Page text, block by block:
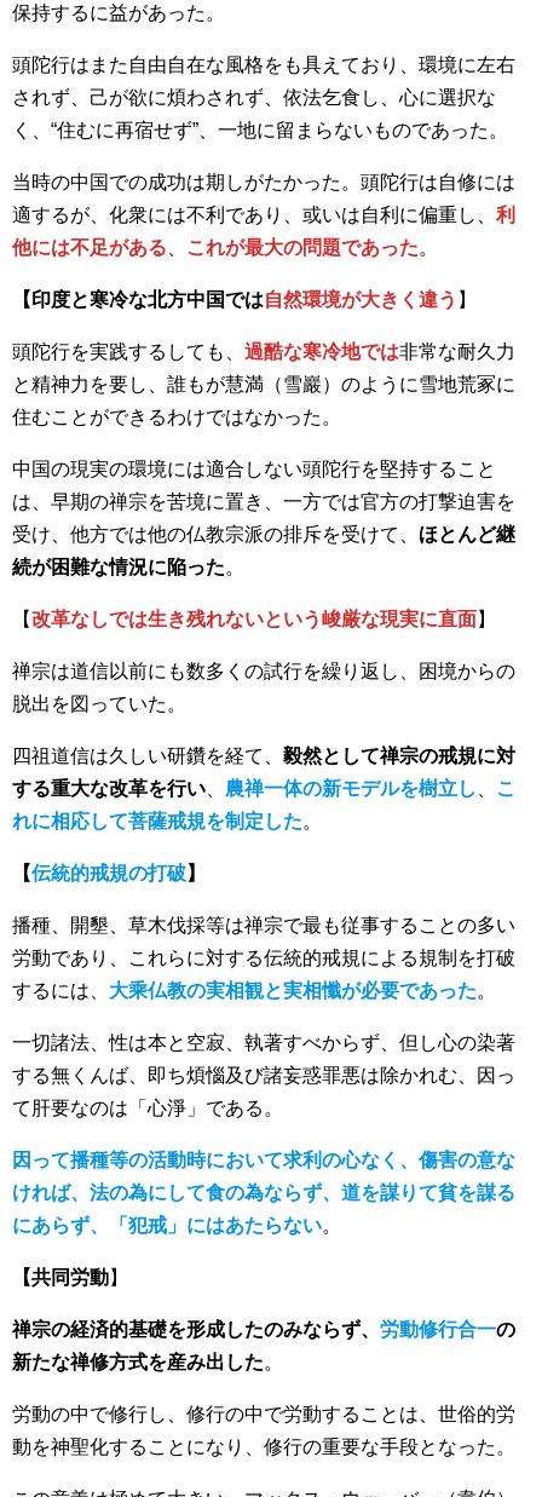
保持するに益があった。
頭陀行はまた自由自在な風格をも具えており、環境に左右
されず、己が欲に煩わされず、依法乞食し、心に選択な
く、“住むに再宿せず”、一地に留まらないものであった。
当時の中国での成功は期しがたかった。頭陀行は自修には
適するが、化衆には不利であり、或いは自利に偏重し、 利
他には不足がある
これが最大の問題であった。
【印度と寒冷な北方中国では自然環境が大きく違う 】
頭陀行を実践するしても、 過酷な寒冷地では非常な耐久力
と精神力を要し、誰もが慧満（雪巖）のように雪地荒冢に
住むことができるわけではなかった。
中国の現実の環境には適合しない頭陀行を堅持すること
は、早期の禅宗を苦境に置き、一方では官方の打撃迫害を
受け、他方では他の仏教宗派の排斥を受けて、 ほとんど継
続が困難な情況に陥った。
【改革なしでは生き残れないという峻厳な現実に直面】
禅宗は道信以前にも数多くの試行を繰り返し、困境からの
脱出を図っていた。
四祖道信は久しい研鑽を経て、 毅然として禅宗の戒規に対
する重大な改革を行い
農禅一体の新モデルを樹立し
こ
れに相応して菩薩戒規を制定した。
【伝統的戒規の打破】
播種、開墾、草木伐採等は禅宗で最も従事することの多い
労動であり、これらに対する伝統的戒規による規制を打破
するには、 大乘仏教の実相観と実相懺が必要であった。
一切諸法、性は本と空寂、執著すべからず、但し心の染著
する無くんば、即ち煩惱及び諸妄惑罪悪は除かれむ、因っ
て肝要なのは「心淨」である。
因って播種等の活動時において求利の心なく、傷害の意な
ければ、法の為にして食の為ならず、道を謀りて貧を謀る
にあらず、「犯戒」にはあたらない。
【共同労動】
禅宗の経済的基礎を形成したのみならず、 労動修行合一の
新たな禅修方式を産み出した。
労動の中で修行し、修行の中で労動することは、世俗的労
動を神聖化することになり、修行の重要な手段となった。